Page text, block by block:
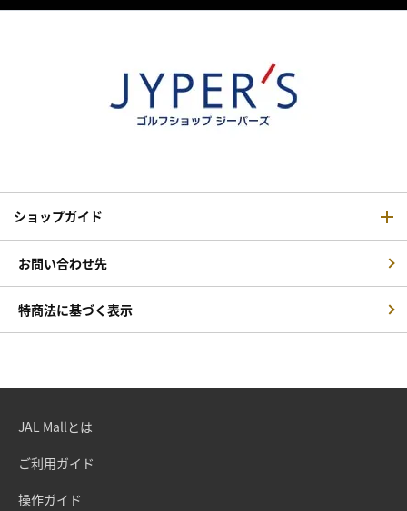
ショップガイド
お問い合わせ先
特商法に基づく表示
JAL Mallとは
ご利用ガイド
操作ガイド